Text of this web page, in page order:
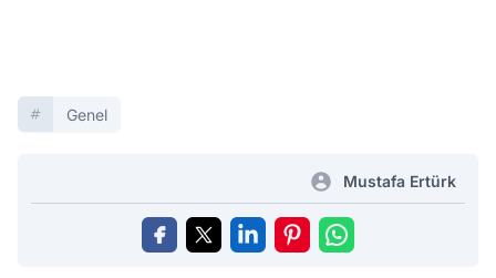
Genel
Mustafa Ertürk